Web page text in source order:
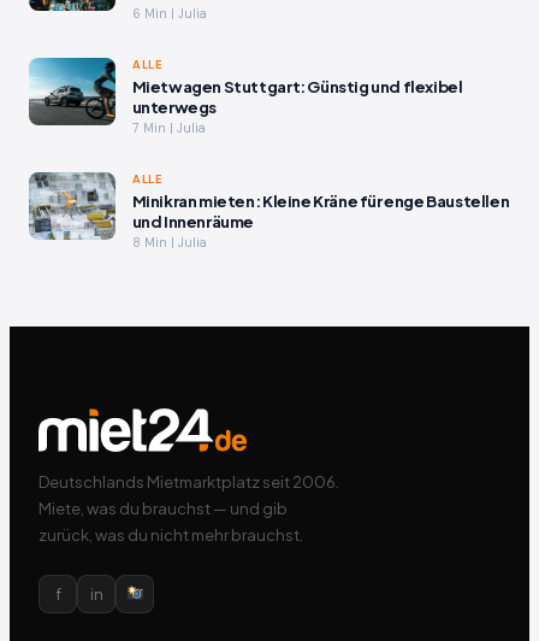
6 Min | Julia
ALLE
Mietwagen Stuttgart: Günstig und flexibel
unterwegs
7 Min | Julia
ALLE
Minikran mieten: Kleine Kräne für enge Baustellen
und Innenräume
8 Min | Julia
Deutschlands Mietmarktplatz seit 2006.
Miete, was du brauchst — und gib
zurück, was du nicht mehr brauchst.
f in